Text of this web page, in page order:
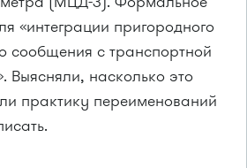
«интеграции пригородного
сообщения с транспортной
Выясняли, насколько это
практику переименований